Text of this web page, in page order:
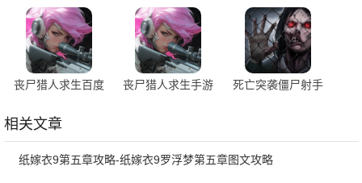
袭 2.0.23071401
安卓版
1.5.5 安卓版
v7.22.0 最新版
丧尸猎人求生百度
丧尸猎人求生手游
死亡突袭僵尸射手
相关文章
纸嫁衣9第五章攻略-纸嫁衣9罗浮梦第五章图文攻略